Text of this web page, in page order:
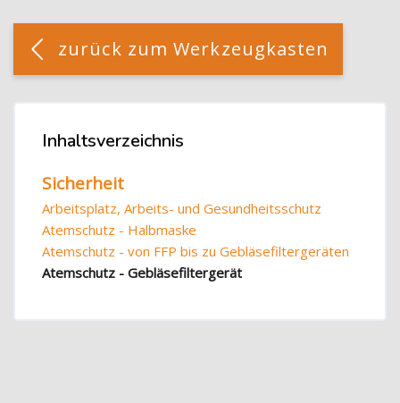
Blöcke
[Cocoon] Custom HTML überspringen
zurück zum Werkzeugkasten
Inhaltsverzeichnis überspringen
Inhaltsverzeichnis
Sicherheit
Arbeitsplatz, Arbeits- und Gesundheitsschutz
Atemschutz - Halbmaske
Atemschutz - von FFP bis zu Gebläsefiltergeräten
Atemschutz - Gebläsefiltergerät